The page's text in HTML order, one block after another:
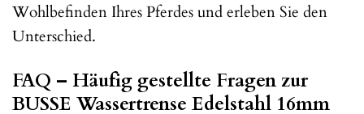
Wohlbefinden Ihres Pferdes und erleben Sie den
Unterschied.
FAQ – Häufig gestellte Fragen zur
BUSSE Wassertrense Edelstahl 16mm